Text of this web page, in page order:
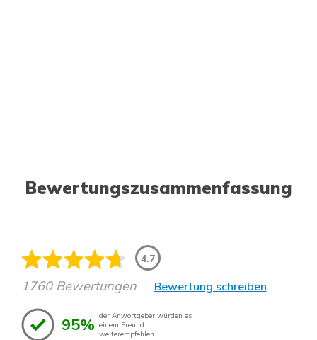
Bewertungszusammenfassung
4.7
1760 Bewertungen Bewertung schreiben
95% der Anwortgeber würden es
einem Freund
weiterempfehlen.